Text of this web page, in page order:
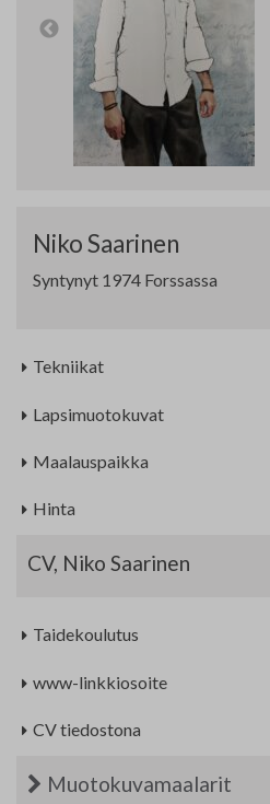
Yhteystiedot
Jäsenluettelo
Niko Saarinen
Syntynyt 1974 Forssassa
Tekniikat
Lapsimuotokuvat
Maalauspaikka
Hinta
CV, Niko Saarinen
Taidekoulutus
www-linkkiosoite
CV tiedostona
Muotokuvamaalarit